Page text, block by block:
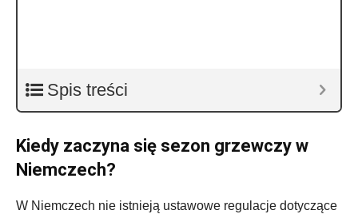
Spis treści
Kiedy zaczyna się sezon grzewczy w
Niemczech?
W Niemczech nie istnieją ustawowe regulacje dotyczące